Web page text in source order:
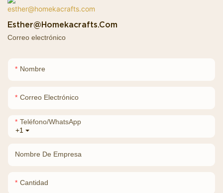
Esther@homekacrafts.com
Correo electrónico
Nombre
Correo Electrónico
+1
Teléfono/WhatsApp
Nombre De Empresa
Cantidad